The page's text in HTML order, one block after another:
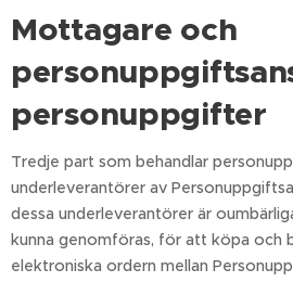
Mottagare och
personuppgifter
Tredje part som behandlar
underleverantörer av
dessa underleverantörer är
kunna genomföras, för att köpa och
elektroniska ordern mellan